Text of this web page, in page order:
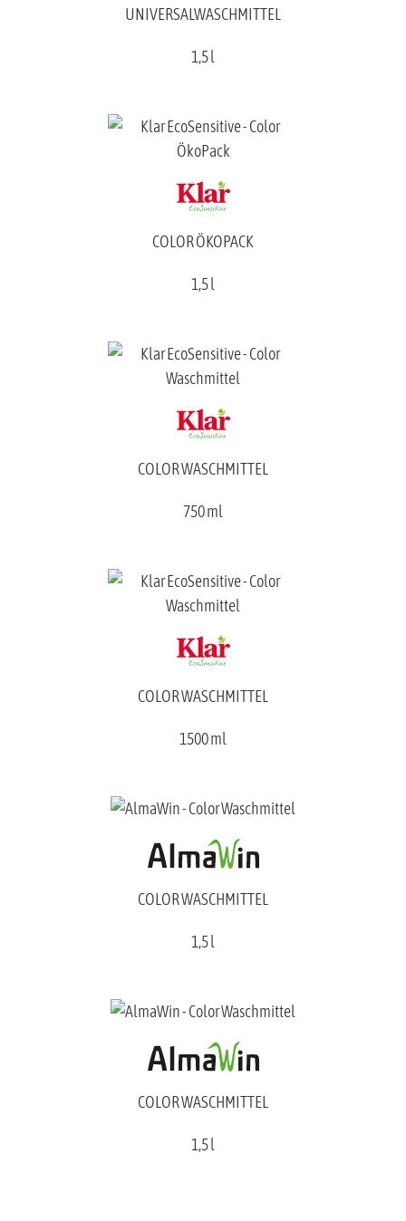
UNIVERSALWASCHMITTEL
1,5 l
COLOR ÖKOPACK
1,5 l
COLOR WASCHMITTEL
750 ml
COLOR WASCHMITTEL
1500 ml
COLOR WASCHMITTEL
1,5 l
COLOR WASCHMITTEL
1,5 l